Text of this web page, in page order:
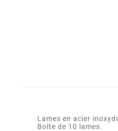
Lames en acier
Boîte de 10 lames.